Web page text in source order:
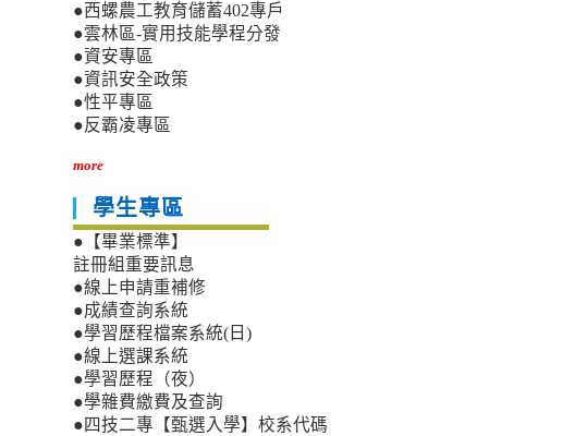
●西螺農工教育儲蓄402專戶
●雲林區-實用技能學程分發
●資安專區
●資訊安全政策
●性平專區
●反霸凌專區
more
學生專區
●【畢業標準】
註冊組重要訊息
●線上申請重補修
●成績查詢系統
●學習歷程檔案系統(日)
●線上選課系統
●學習歷程（夜）
●學雜費繳費及查詢
●四技二專【甄選入學】校系代碼